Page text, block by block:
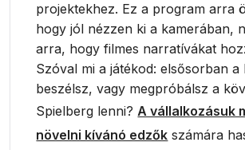
projektekhez. Ez a program arra
hogy jól nézzen ki a kamerában,
arra, hogy filmes narratívákat
Szóval mi a játékod: elsősorban a
beszélsz, vagy megpróbálsz a
Spielberg lenni?A vállalkozásuk
növelni kívánó edzők számára